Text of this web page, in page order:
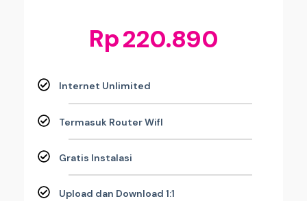
Rp220.890
Internet Unlimited
Termasuk Router WifI
Gratis Instalasi
Upload dan Download 1:1